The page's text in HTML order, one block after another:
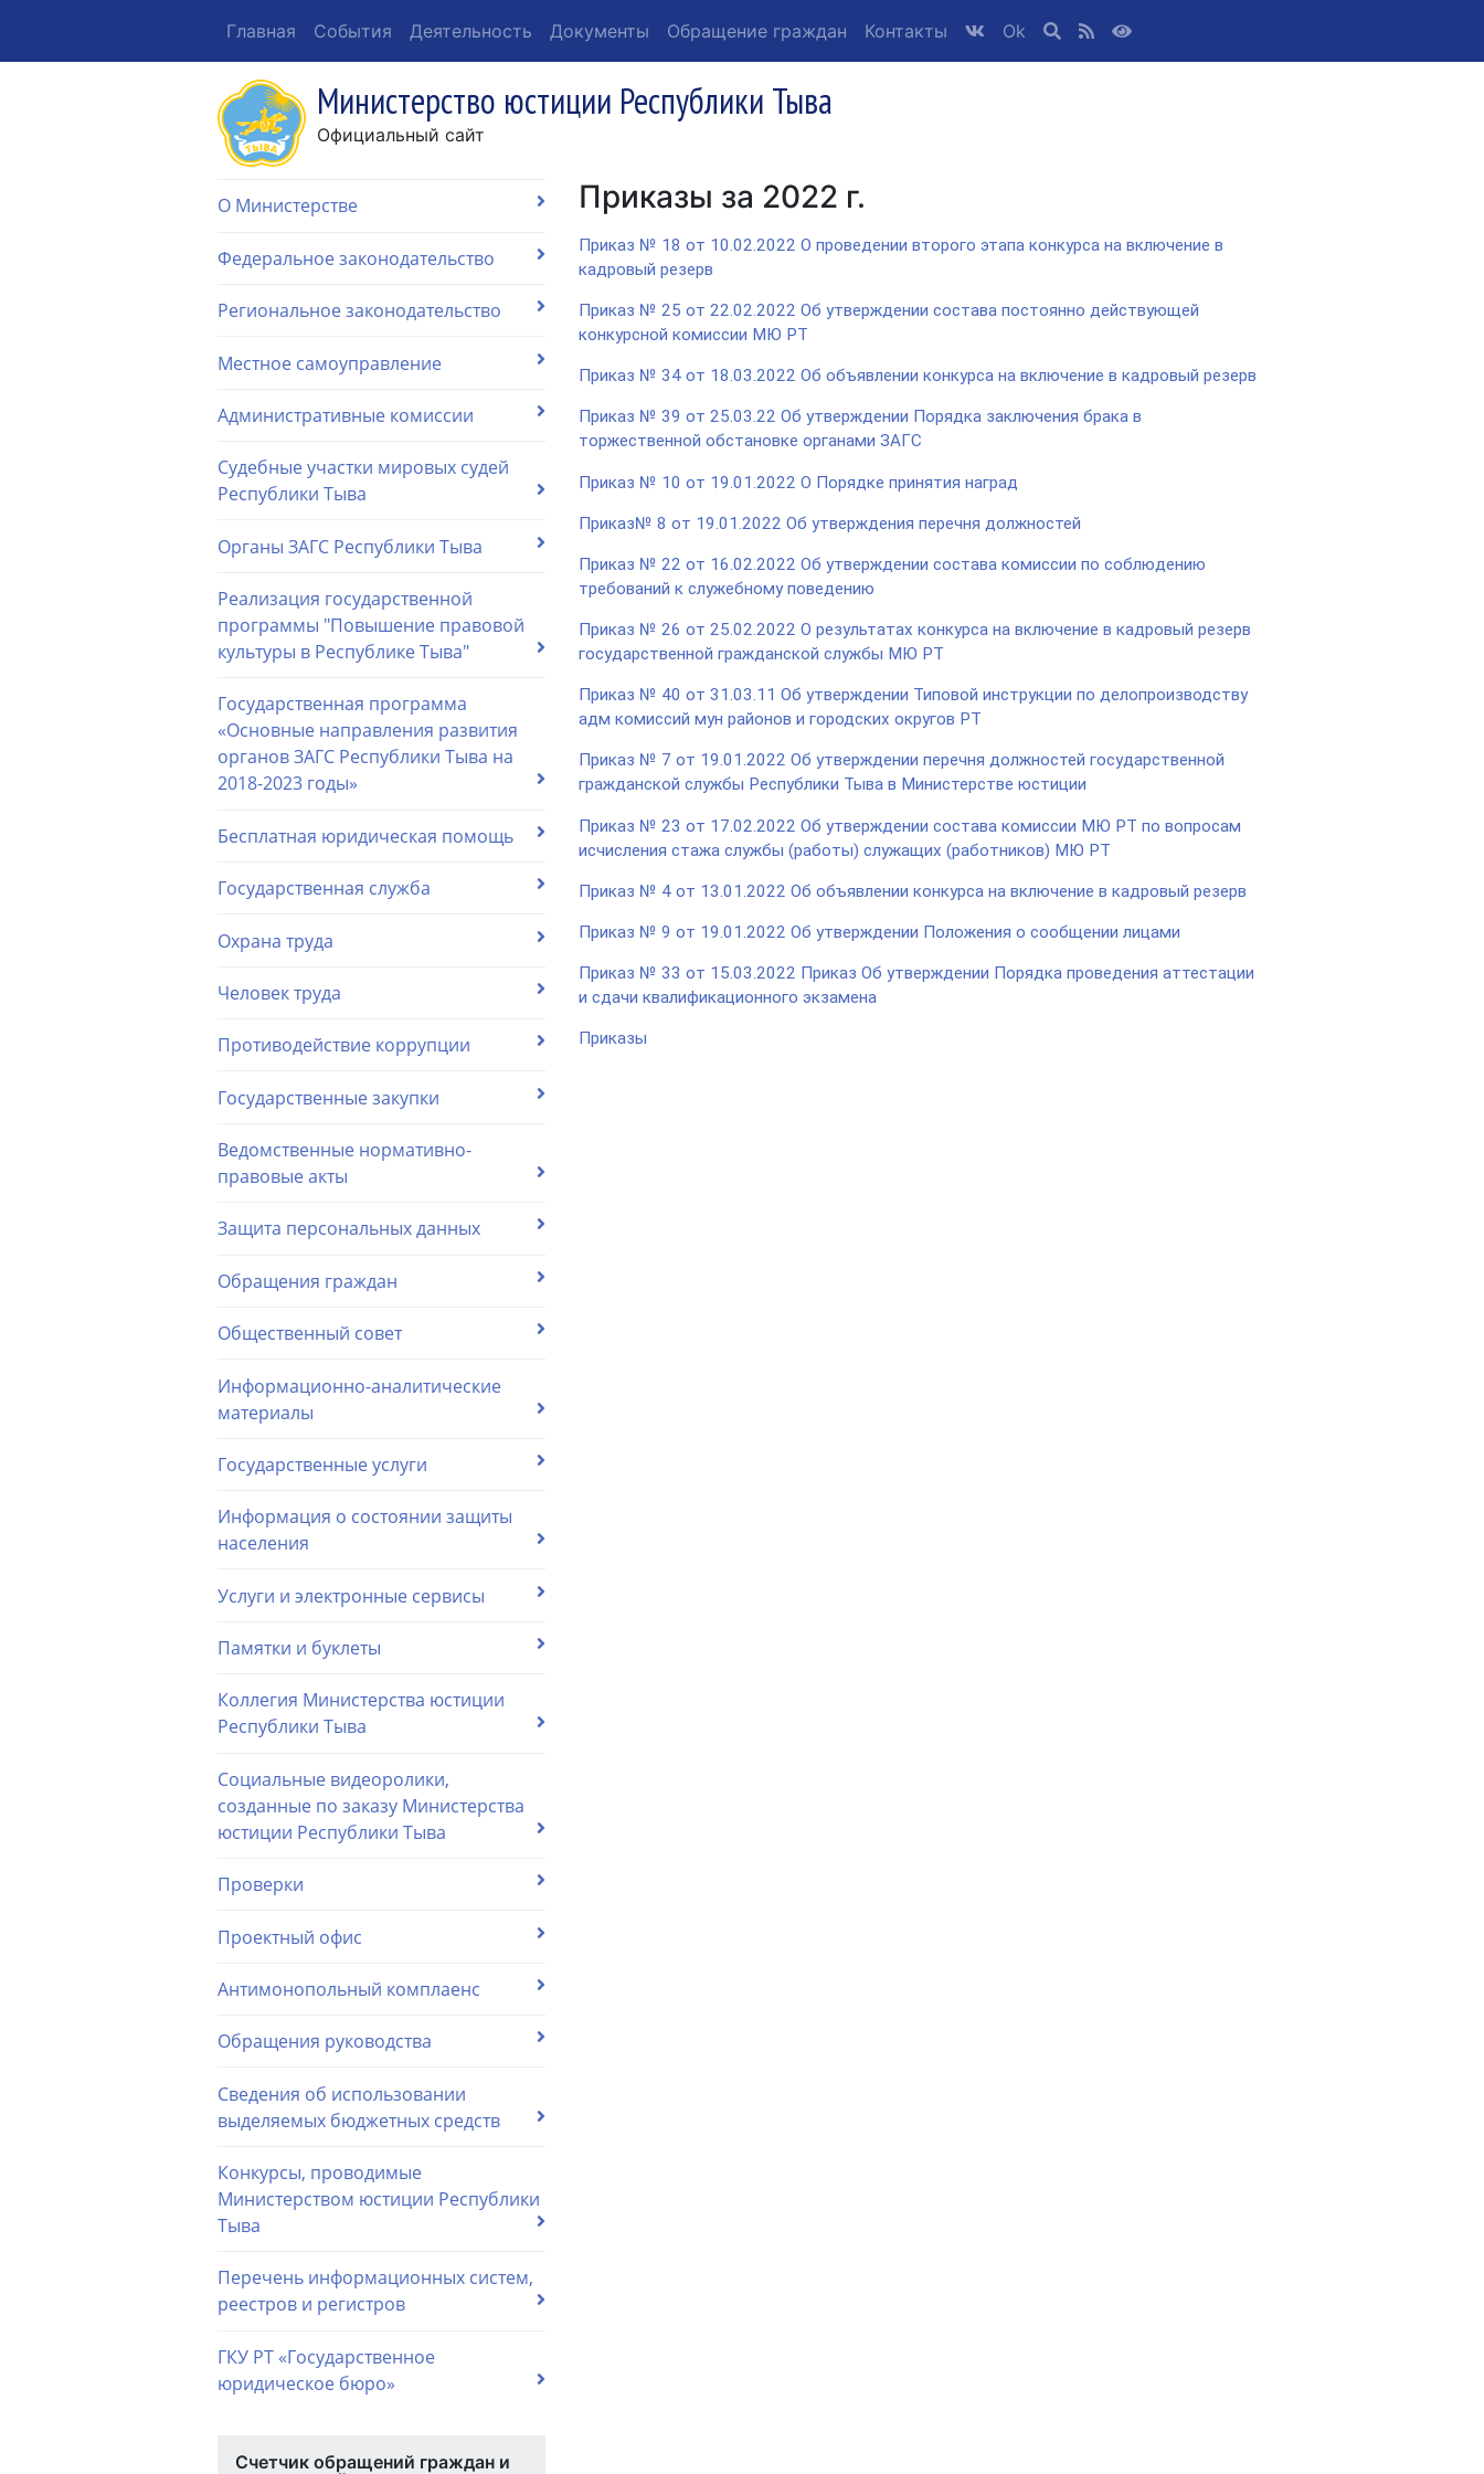
Главная События Деятельность Документы Обращение граждан Контакты Ok
Министерство юстиции Республики Тыва
Официальный сайт
О Министерстве
Федеральное законодательство
Региональное законодательство
Местное самоуправление
Административные комиссии
Судебные участки мировых судей
Республики Тыва
Органы ЗАГС Республики Тыва
Реализация государственной
программы "Повышение правовой
культуры в Республике Тыва"
Государственная программа
«Основные направления развития
органов ЗАГС Республики Тыва на
2018-2023 годы»
Бесплатная юридическая помощь
Государственная служба
Охрана труда
Человек труда
Противодействие коррупции
Государственные закупки
Ведомственные нормативно-
правовые акты
Защита персональных данных
Обращения граждан
Общественный совет
Информационно-аналитические
материалы
Государственные услуги
Информация о состоянии защиты
населения
Услуги и электронные сервисы
Памятки и буклеты
Коллегия Министерства юстиции
Республики Тыва
Социальные видеоролики,
созданные по заказу Министерства
юстиции Республики Тыва
Проверки
Проектный офис
Антимонопольный комплаенс
Обращения руководства
Сведения об использовании
выделяемых бюджетных средств
Конкурсы, проводимые
Министерством юстиции Республики
Тыва
Перечень информационных систем,
реестров и регистров
ГКУ РТ «Государственное
юридическое бюро»
Счетчик обращений граждан и
Приказы за 2022 г.
Приказ № 18 от 10.02.2022 О проведении второго этапа конкурса на включение в
кадровый резерв
Приказ № 25 от 22.02.2022 Об утверждении состава постоянно действующей
конкурсной комиссии МЮ РТ
Приказ № 34 от 18.03.2022 Об объявлении конкурса на включение в кадровый резерв
Приказ № 39 от 25.03.22 Об утверждении Порядка заключения брака в
торжественной обстановке органами ЗАГС
Приказ № 10 от 19.01.2022 О Порядке принятия наград
Приказ№ 8 от 19.01.2022 Об утверждения перечня должностей
Приказ № 22 от 16.02.2022 Об утверждении состава комиссии по соблюдению
требований к служебному поведению
Приказ № 26 от 25.02.2022 О результатах конкурса на включение в кадровый резерв
государственной гражданской службы МЮ РТ
Приказ № 40 от 31.03.11 Об утверждении Типовой инструкции по делопроизводству
адм комиссий мун районов и городских округов РТ
Приказ № 7 от 19.01.2022 Об утверждении перечня должностей государственной
гражданской службы Республики Тыва в Министерстве юстиции
Приказ № 23 от 17.02.2022 Об утверждении состава комиссии МЮ РТ по вопросам
исчисления стажа службы (работы) служащих (работников) МЮ РТ
Приказ № 4 от 13.01.2022 Об объявлении конкурса на включение в кадровый резерв
Приказ № 9 от 19.01.2022 Об утверждении Положения о сообщении лицами
Приказ № 33 от 15.03.2022 Приказ Об утверждении Порядка проведения аттестации
и сдачи квалификационного экзамена
Приказы